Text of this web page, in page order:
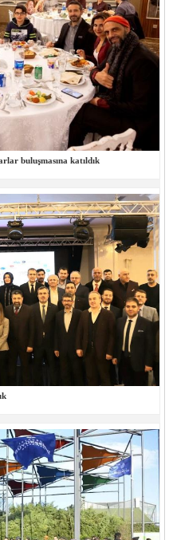
buluşmasına katıldık